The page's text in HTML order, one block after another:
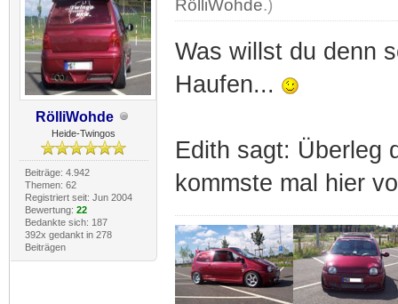
RölliWohde
Heide-Twingos
Beiträge: 4.942
Themen: 62
Registriert seit: Jun 2004
Bewertung: 22
Bedankte sich: 187
392x gedankt in 278
Beiträgen
RölliWohde.)
Was willst du denn
Haufen...
Edith sagt: Überleg
kommste mal hier